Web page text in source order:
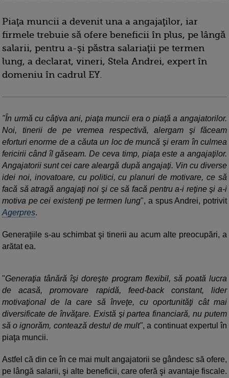
Piaţa muncii a devenit una a angajaţilor, iar
firmele trebuie să ofere beneficii în plus, pe lângă
salarii, pentru a-şi păstra salariaţii pe termen
lung, a declarat, vineri, Stela Andrei, expert în
domeniu în cadrul EY.
"În urmă cu câţiva ani, piaţa muncii era o piaţă a angajatorilor.
Noi, tinerii de pe vremea respectivă, alergam şi făceam
eforturi enorme de a căuta un loc de muncă şi eram în culmea
fericirii când îl găseam. De ceva timp, piaţa este a angajaţilor.
Angajatorii sunt cei care aleargă după angajaţi. Vin cu diverse
idei noi, inovatoare, cu politici, cu planuri de motivare, ce să
facă să atragă angajaţi noi şi ce să facă pentru a-i reţine şi a-i
motiva pe cei existenţi pe termen lung", a spus Andrei, potrivit
Agerpres.
Generaţiile s-au schimbat şi tinerii au acum alte preocupări, a
arătat ea.
"Generaţia tânără îşi doreşte program flexibil, să poată lucra
de acasă, promovare rapidă, feed-back constant, lider
motivaţional de la care să înveţe, cu oportunităţi cât mai
diversificate de învăţare. Există şi partea financiară, nu putem
să o ignorăm, contează destul de mult", a continuat expertul în
piaţa muncii.
Astfel că din ce în ce mai mult angajatorii se gândesc să ofere,
pe lângă salarii, şi alte beneficii, care oferă şi avantaje fiscale.